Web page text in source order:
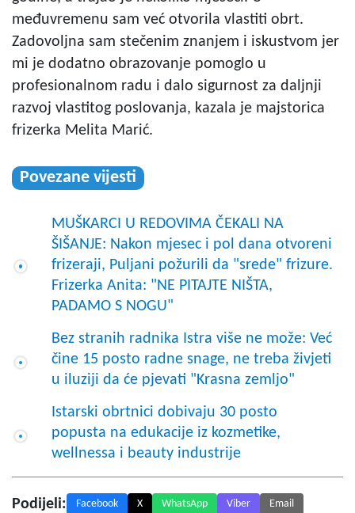
međuvremenu sam već otvorila vlastiti obrt.
Zadovoljna sam stečenim znanjem i iskustvom jer
mi je dodatno obrazovanje pomoglo u
profesionalnom radu i dalo sigurnost za daljnji
razvoj vlastitog poslovanja, kazala je majstorica
frizerka Melita Marić.
Povezane vijesti
MUŠKARCI U REDOVIMA ČEKALI NA
ŠIŠANJE: Nakon mjesec i pol dana otvoreni
frizeraji, Puljani požurili da "srede" frizure.
Frizerka Anita: "NE PITAJTE NIŠTA,
PADAMO S NOGU"
Bez stranih radnika Istra više ne može: Već
čine 15 posto radne snage, ne treba živjeti
u iluziji da će pjevati "Krasna zemljo"
Istarski obrtnici dobivaju 30 posto
popusta na edukacije iz kozmetike,
wellnessa i beauty industrije
Podijeli: Facebook X WhatsApp Viber Email